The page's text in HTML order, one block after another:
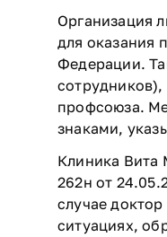
Организация
для оказания
Федерации.
сотрудников),
профсоюза.
знаками,
Клиника Вита
262н от
случае
ситуациях,